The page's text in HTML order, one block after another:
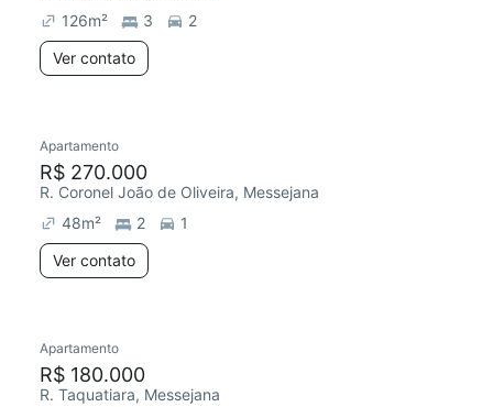
126m² 3
2
Ver contato
Chegou este mês
Apartamento
R$ 270.000
R. Coronel João de Oliveira, Messejana
48m² 2
1
Ver contato
Chegou há 3 dias
Apartamento
R$ 180.000
R. Taquatiara, Messejana